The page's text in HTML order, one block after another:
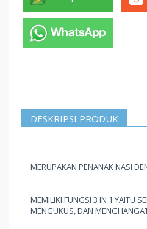
DESKRIPSI PRODUK
MERUPAKAN PENANAK NASI
MEMILIKI FUNGSI 3 IN 1 YAITU
MENGUKUS, DAN